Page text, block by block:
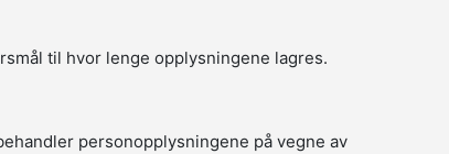
til hvor lenge opplysningene lagres.
personopplysningene på vegne av